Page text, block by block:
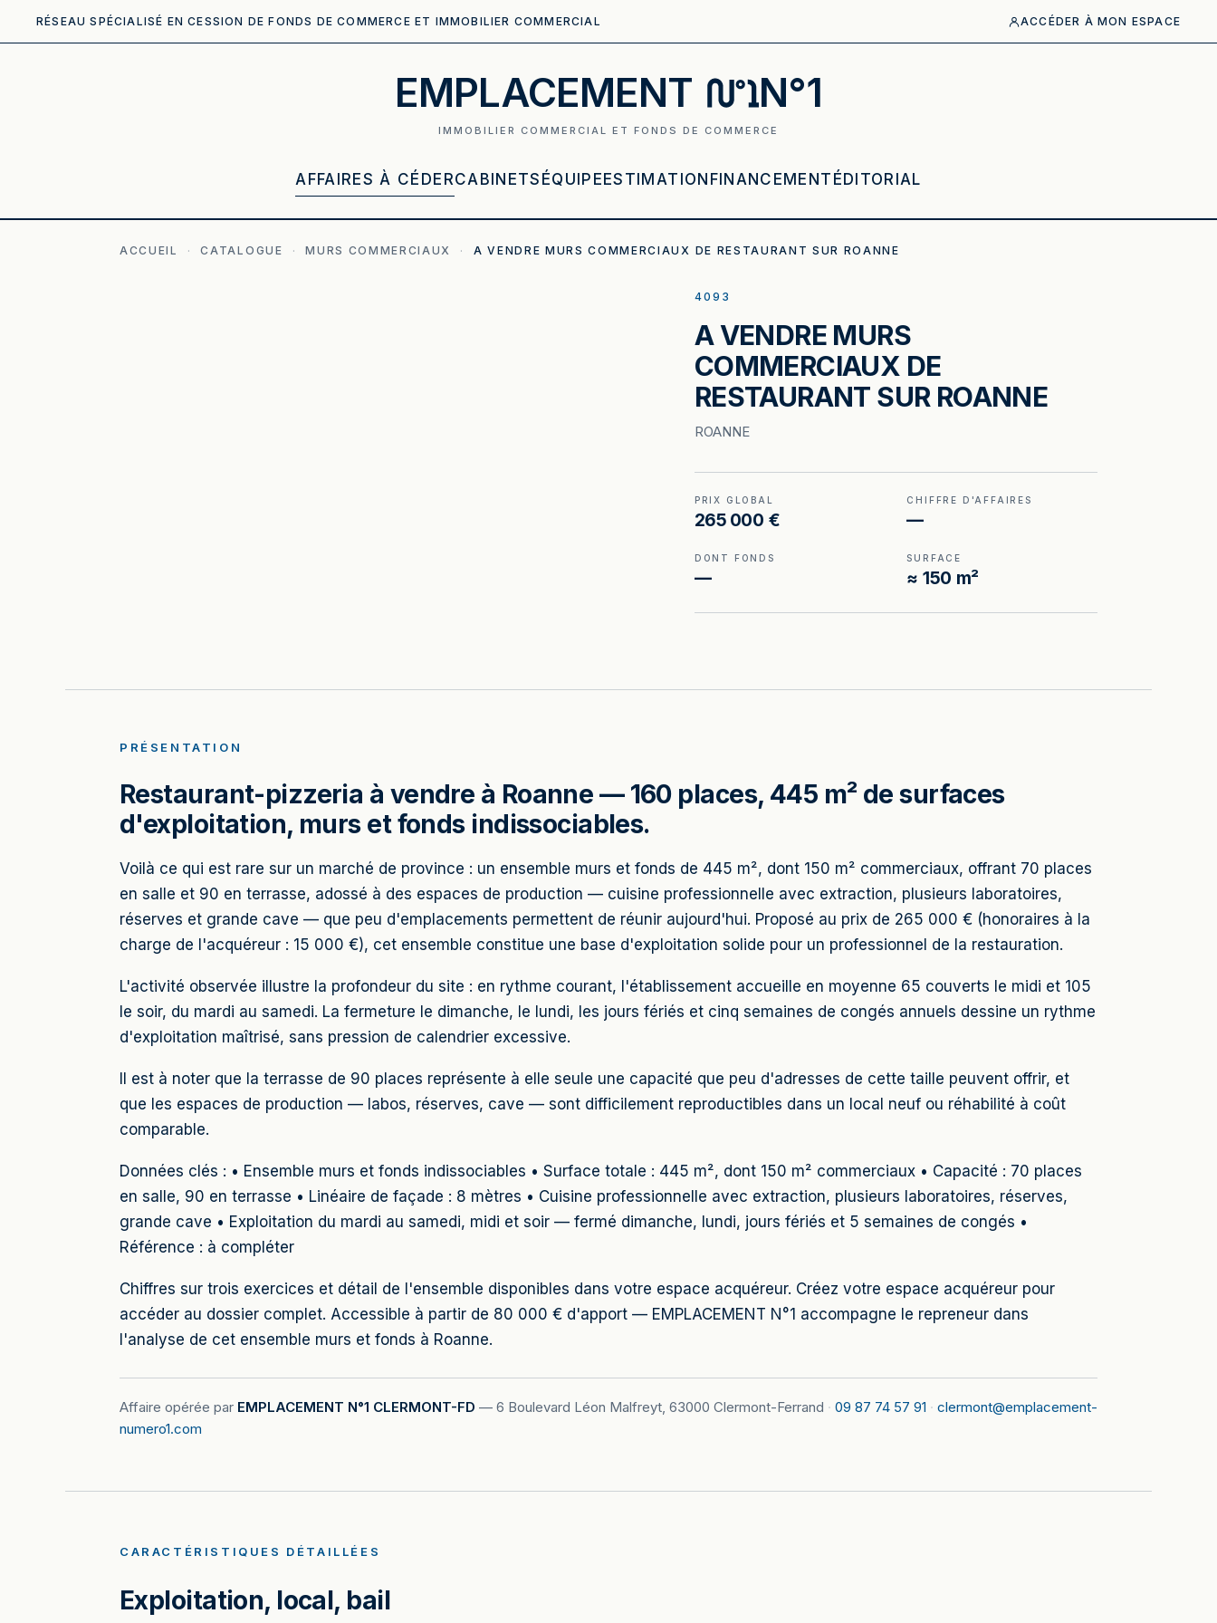
RÉSEAU SPÉCIALISÉ EN CESSION DE FONDS DE COMMERCE ET IMMOBILIER COMMERCIAL ACCÉDER À MON ESPACE
EMPLACEMENT N°1
IMMOBILIER COMMERCIAL ET FONDS DE COMMERCE
AFFAIRES À CÉDERCABINETS ÉQUIPE ESTIMATION FINANCEMENT ÉDITORIAL
ACCUEIL · CATALOGUE · MURS COMMERCIAUX · A VENDRE MURS COMMERCIAUX DE RESTAURANT SUR ROANNE
4093
A VENDRE MURS
COMMERCIAUX DE
RESTAURANT SUR ROANNE
ROANNE
PRIX GLOBAL
265 000 €
CHIFFRE D'AFFAIRES
—
DONT FONDS
—
SURFACE
≈ 150 m²
PRÉSENTATION
Restaurant-pizzeria à vendre à Roanne — 160 places, 445 m² de surfaces
d'exploitation, murs et fonds indissociables.
Voilà ce qui est rare sur un marché de province : un ensemble murs et fonds de 445 m², dont 150 m² commerciaux, offrant 70 places
en salle et 90 en terrasse, adossé à des espaces de production — cuisine professionnelle avec extraction, plusieurs laboratoires,
réserves et grande cave — que peu d'emplacements permettent de réunir aujourd'hui. Proposé au prix de 265 000 € (honoraires à la
charge de l'acquéreur : 15 000 €), cet ensemble constitue une base d'exploitation solide pour un professionnel de la restauration.
L'activité observée illustre la profondeur du site : en rythme courant, l'établissement accueille en moyenne 65 couverts le midi et 105
le soir, du mardi au samedi. La fermeture le dimanche, le lundi, les jours fériés et cinq semaines de congés annuels dessine un rythme
d'exploitation maîtrisé, sans pression de calendrier excessive.
Il est à noter que la terrasse de 90 places représente à elle seule une capacité que peu d'adresses de cette taille peuvent offrir, et
que les espaces de production — labos, réserves, cave — sont difficilement reproductibles dans un local neuf ou réhabilité à coût
comparable.
Données clés : • Ensemble murs et fonds indissociables • Surface totale : 445 m², dont 150 m² commerciaux • Capacité : 70 places
en salle, 90 en terrasse • Linéaire de façade : 8 mètres • Cuisine professionnelle avec extraction, plusieurs laboratoires, réserves,
grande cave • Exploitation du mardi au samedi, midi et soir — fermé dimanche, lundi, jours fériés et 5 semaines de congés •
Référence : à compléter
Chiffres sur trois exercices et détail de l'ensemble disponibles dans votre espace acquéreur. Créez votre espace acquéreur pour
accéder au dossier complet. Accessible à partir de 80 000 € d'apport — EMPLACEMENT N°1 accompagne le repreneur dans
l'analyse de cet ensemble murs et fonds à Roanne.
Affaire opérée par EMPLACEMENT N°1 CLERMONT-FD — 6 Boulevard Léon Malfreyt, 63000 Clermont-Ferrand · 09 87 74 57 91 · clermont@emplacement-
numero1.com
CARACTÉRISTIQUES DÉTAILLÉES
Exploitation, local, bail